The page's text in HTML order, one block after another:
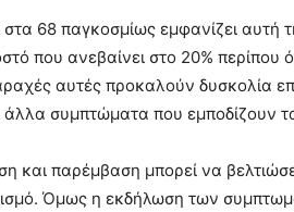
στα 68 παγκοσμίως εμφανίζει
που ανεβαίνει στο 20% περίπου
αυτές προκαλούν δυσκολία
άλλα συμπτώματα που εμποδίζουν
και παρέμβαση μπορεί να
Όμως η εκδήλωση των